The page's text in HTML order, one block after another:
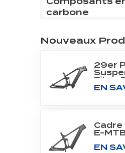
carbone
Nouveaux
29er
Fibre
Tout
EN
Cadre
E-
EN